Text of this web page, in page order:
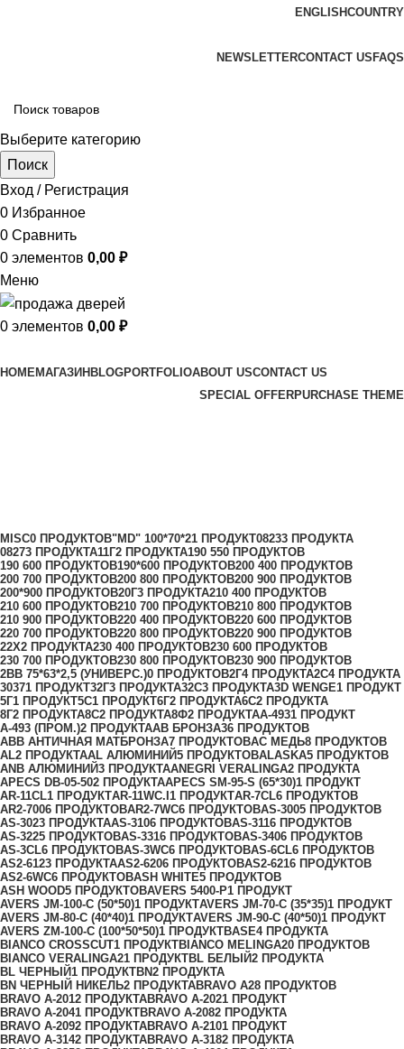
ENGLISHCOUNTRY
NEWSLETTERCONTACT US FAQS
Выберите категорию
Поиск
Вход / Регистрация
0 Избранное
0 Сравнить
0 элементов 0,00 ₽
Меню
0 элементов 0,00 ₽
HOMEМАГАЗИН BLOGPORTFOLIOABOUT USCONTACT US
SPECIAL OFFERPURCHASE THEME
MISC0 ПРОДУКТОВ"MD" 100*70*21 ПРОДУКТ08233 ПРОДУКТА
08273 ПРОДУКТА11Г2 ПРОДУКТА190 550 ПРОДУКТОВ
190 600 ПРОДУКТОВ190*600 ПРОДУКТОВ200 400 ПРОДУКТОВ
200 700 ПРОДУКТОВ200 800 ПРОДУКТОВ200 900 ПРОДУКТОВ
200*900 ПРОДУКТОВ20Г3 ПРОДУКТА210 400 ПРОДУКТОВ
210 600 ПРОДУКТОВ210 700 ПРОДУКТОВ210 800 ПРОДУКТОВ
210 900 ПРОДУКТОВ220 400 ПРОДУКТОВ220 600 ПРОДУКТОВ
220 700 ПРОДУКТОВ220 800 ПРОДУКТОВ220 900 ПРОДУКТОВ
22Х2 ПРОДУКТА230 400 ПРОДУКТОВ230 600 ПРОДУКТОВ
230 700 ПРОДУКТОВ230 800 ПРОДУКТОВ230 900 ПРОДУКТОВ
2ВВ 75*63*2,5 (УНИВЕРС.)0 ПРОДУКТОВ2Г4 ПРОДУКТА2С4 ПРОДУКТА
30371 ПРОДУКТ32Г3 ПРОДУКТА32С3 ПРОДУКТА3D WENGE1 ПРОДУКТ
5Г1 ПРОДУКТ5С1 ПРОДУКТ6Г2 ПРОДУКТА6С2 ПРОДУКТА
8Г2 ПРОДУКТА8С2 ПРОДУКТА8Ф2 ПРОДУКТАA-4931 ПРОДУКТ
A-493 (ПРОМ.)2 ПРОДУКТАAB БРОНЗА36 ПРОДУКТОВ
ABB АНТИЧНАЯ МАТБРОНЗА7 ПРОДУКТОВAC МЕДЬ8 ПРОДУКТОВ
AL2 ПРОДУКТАAL АЛЮМИНИЙ5 ПРОДУКТОВALASKA5 ПРОДУКТОВ
ANB АЛЮМИНИЙ3 ПРОДУКТАANEGRI VERALINGA2 ПРОДУКТА
APECS DB-05-502 ПРОДУКТАAPECS SM-95-S (65*30)1 ПРОДУКТ
AR-11CL1 ПРОДУКТAR-11WC.I 1 ПРОДУКТAR-7CL6 ПРОДУКТОВ
AR2-7006 ПРОДУКТОВAR2-7WC6 ПРОДУКТОВAS-3005 ПРОДУКТОВ
AS-3023 ПРОДУКТАAS-3106 ПРОДУКТОВAS-3116 ПРОДУКТОВ
AS-3225 ПРОДУКТОВAS-3316 ПРОДУКТОВAS-3406 ПРОДУКТОВ
AS-3CL6 ПРОДУКТОВAS-3WC6 ПРОДУКТОВAS-6CL6 ПРОДУКТОВ
AS2-6123 ПРОДУКТАAS2-6206 ПРОДУКТОВAS2-6216 ПРОДУКТОВ
AS2-6WC6 ПРОДУКТОВASH WHITE5 ПРОДУКТОВ
ASH WOOD5 ПРОДУКТОВAVERS 5400-P1 ПРОДУКТ
AVERS JМ-100-С (50*50)1 ПРОДУКТAVERS JМ-70-С (35*35)1 ПРОДУКТ
AVERS JМ-80-С (40*40)1 ПРОДУКТAVERS JМ-90-С (40*50)1 ПРОДУКТ
AVERS ZM-100-С (100*50*50)1 ПРОДУКТBASE4 ПРОДУКТА
BIANCO CROSSCUT1 ПРОДУКТBIANCO MELINGA20 ПРОДУКТОВ
BIANCO VERALINGA21 ПРОДУКТBL БЕЛЫЙ2 ПРОДУКТА
BL ЧЕРНЫЙ1 ПРОДУКТBN2 ПРОДУКТА
BN ЧЕРНЫЙ НИКЕЛЬ2 ПРОДУКТАBRAVO A28 ПРОДУКТОВ
BRAVO A-2012 ПРОДУКТАBRAVO A-2021 ПРОДУКТ
BRAVO A-2041 ПРОДУКТBRAVO A-2082 ПРОДУКТА
BRAVO A-2092 ПРОДУКТАBRAVO A-2101 ПРОДУКТ
BRAVO A-3142 ПРОДУКТАBRAVO A-3182 ПРОДУКТА